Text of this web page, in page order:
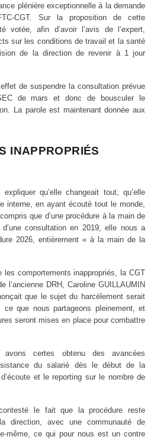
plénière exceptionnelle à la demande
CGT. Sur la proposition de cette
votée, afin d’avoir l’avis de l’expert,
sur les conditions de travail et la santé
de la direction de revenir à 1 jour
de suspendre la consultation prévue
de mars et donc de bousculer le
La parole est maintenant donnée aux
INAPPROPRIÉS
qu’elle changeait tout, qu’elle
interne, en ayant écouté tout le monde,
que d’une procédure à la main de
consultation en 2019, elle nous a
2026, entièrement « à la main de la
les comportements inappropriés, la CGT
l’ancienne DRH, Caroline GUILLAUMIN
que le sujet du harcèlement serait
que nous partageons pleinement, et
seront mises en place pour combattre
certes obtenu des avancées
du salarié dès le début de la
et le reporting sur le nombre de
le fait que la procédure reste
direction, avec une communauté de
même, ce qui pour nous est un contre